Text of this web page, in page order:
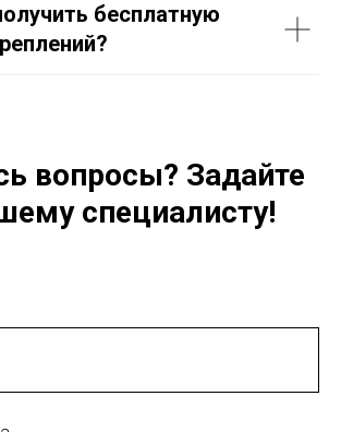
бесплатную
вопросы? Задайте
специалисту!